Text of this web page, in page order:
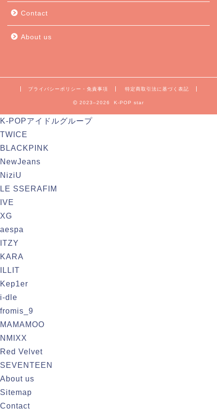
Contact
About us
プライバシーポリシー・免責事項 特定商取引法に基づく表記
2023–2026 K-POP star
K-POPアイドルグループ
TWICE
BLACKPINK
NewJeans
NiziU
LE SSERAFIM
IVE
XG
aespa
ITZY
KARA
ILLIT
Kep1er
i-dle
fromis_9
MAMAMOO
NMIXX
Red Velvet
SEVENTEEN
About us
Sitemap
Contact